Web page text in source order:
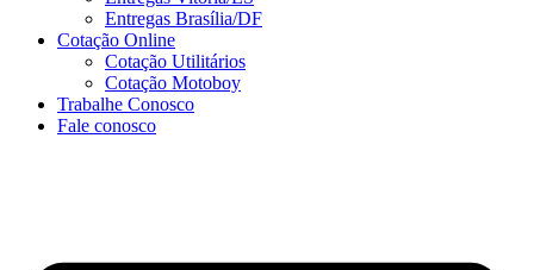
Entregas Brasília/DF
Cotação Online
Cotação Utilitários
Cotação Motoboy
Trabalhe Conosco
Fale conosco